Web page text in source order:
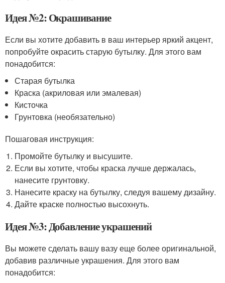
Идея №2: Окрашивание
Если вы хотите добавить в ваш интерьер яркий акцент,
попробуйте окрасить старую бутылку. Для этого вам
понадобится:
Старая бутылка
Краска (акриловая или эмалевая)
Кисточка
Грунтовка (необязательно)
Пошаговая инструкция:
Промойте бутылку и высушите.
Если вы хотите, чтобы краска лучше держалась,
нанесите грунтовку.
Нанесите краску на бутылку, следуя вашему дизайну.
Дайте краске полностью высохнуть.
Идея №3: Добавление украшений
Вы можете сделать вашу вазу еще более оригинальной,
добавив различные украшения. Для этого вам
понадобится: